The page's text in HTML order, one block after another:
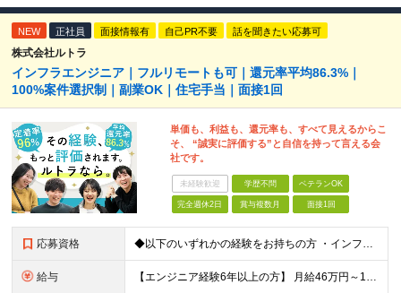
NEW 正社員 面接情報有 自己PR不要 話を聞きたい応募可
株式会社ルトラ
インフラエンジニア｜フルリモートも可｜還元率平均86.3%｜
100%案件選択制｜副業OK｜住宅手当｜面接1回
単価も、利益も、還元率も、すべて見えるからこ
そ、 “誠実に評価する”と自信を持って言える会
社です。
未経験歓迎 学歴不問 ベテランOK
完全週休2日 賞与複数月 面接1回
応募資格 ◆以下のいずれかの経験をお持ちの方 ・インフラ設計・構築の実務経験（オンプレ/クラウドどちらもOK） ・クラウド環境下での運用保守に関する実務経験 ◆学歴不問 ＜こんな方は特に歓迎します＞ ◎これま
給与 【エンジニア経験6年以上の方】 月給46万円～100万円（固定残業代含む） ※上記月給には月30時間分の固定残業代（月8万7,400円～月19万円）を含む。超過分は全額支給。 【エンジニア経験4年以